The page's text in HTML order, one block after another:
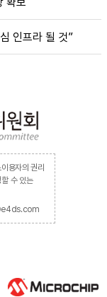
인프라 될 것”
용자의 권리
수 있는